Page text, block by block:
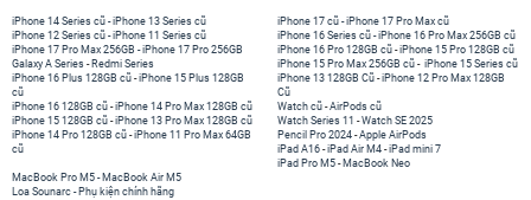
iPhone 14 Series cũ -iPhone 13 Series cũ
iPhone 12 Series cũ -iPhone 11 Series cũ
iPhone 17 Pro Max 256GB -iPhone 17 Pro 256GB
Galaxy A Series - Redmi Series
iPhone 17 cũ -iPhone 17 Pro Max cũ
iPhone 16 Series cũ - iPhone 16 Pro Max 256GB cũ
iPhone 16 Pro 128GB cũ -iPhone 15 Pro 128GB cũ
iPhone 15 Pro Max 256GB cũ - iPhone 15 Series cũ
iPhone 16 Plus 128GB cũ -iPhone 15 Plus 128GB
cũ
iPhone 16 128GB cũ -iPhone 14 Pro Max 128GB cũ
iPhone 15 128GB cũ -iPhone 13 Pro Max 128GB cũ
iPhone 14 Pro 128GB cũ -iPhone 11 Pro Max 64GB
cũ
iPhone 13 128GB Cũ -iPhone 12 Pro Max 128GB
Cũ
Watch cũ -AirPods cũ
Watch Series 11 -Watch SE 2025
Pencil Pro 2024 -Apple AirPods
iPad A16 -iPad Air M4 -iPad mini 7
iPad Pro M5 - MacBook Neo
MacBook Pro M5 - MacBook Air M5
Loa Sounarc - Phụ kiện chính hãng